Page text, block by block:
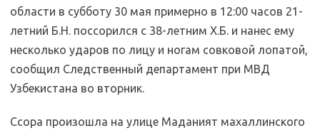
области в субботу 30 мая примерно в 12:00 часов 21-
летний Б.Н. поссорился с 38-летним Х.Б. и нанес ему
несколько ударов по лицу и ногам совковой лопатой,
сообщил Следственный департамент при МВД
Узбекистана во вторник.
Ссора произошла на улице Маданият махаллинского